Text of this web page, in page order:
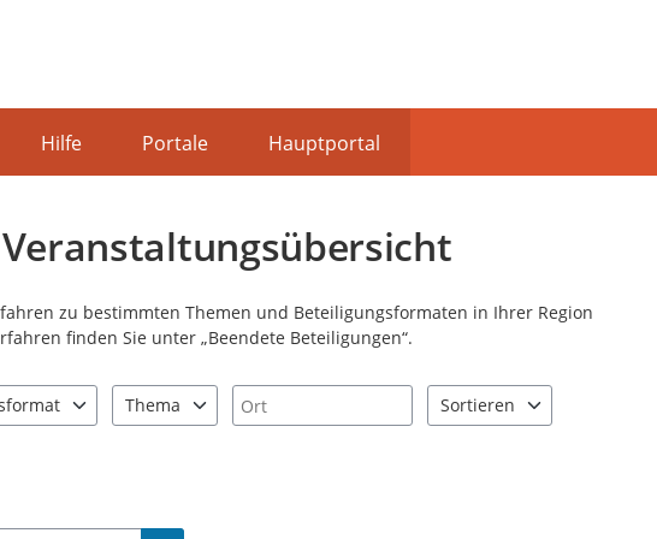
Hilfe Portale Hauptportal
zu bestimmten Themen und Beteiligungsformaten in Ihrer Region
finden Sie unter „Beendete Beteiligungen“.
Thema
Ort
Sortieren